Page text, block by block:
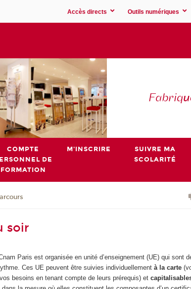
Accès directs Outils numériques
Fabriq
COMPTE
DE
FORMATION
M'INSCRIRE
SUIVRE MA
SCOLARITÉ
soir
Paris est organisée en unité d’enseignement (UE) qui sont
Ces UE peuvent être suivies individuellementà la carte
besoins en tenant compte de leurs prérequis) et